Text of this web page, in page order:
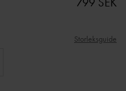
Storleksguide